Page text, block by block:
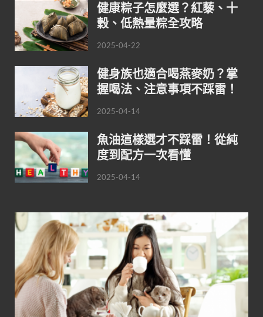
健康粽子怎麼選？紅藜、十
穀、低熱量粽全攻略
2025-04-22
健身族也適合喝燕麥奶？掌
握喝法、注意事項不踩雷！
2025-04-14
魚油這樣選才不踩雷！從純
度到配方一次看懂
2025-04-14